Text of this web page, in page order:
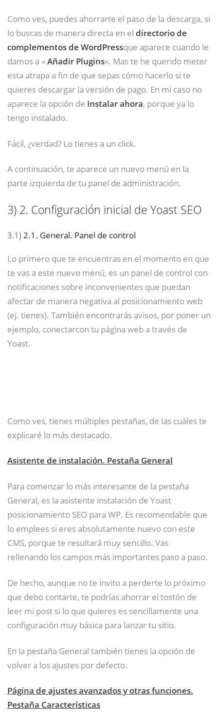
Como ves, puedes ahorrarte el paso de la descarga, si
lo buscas de manera directa en el directorio de
complementos de WordPressque aparece cuando le
damos a «Añadir Plugins«. Mas te he querido meter
esta atrapa a fin de que sepas cómo hacerlo si te
quieres descargar la versión de pago. En mi caso no
aparece la opción de Instalar ahora, porque ya lo
tengo instalado.
Fácil, ¿verdad? Lo tienes a un click.
A continuación, te aparece un nuevo menú en la
parte izquierda de tu panel de administración.
3) 2. Configuración inicial de Yoast SEO
3.1) 2.1. General. Panel de control
Lo primero que te encuentras en el momento en que
te vas a este nuevo menú, es un panel de control con
notificaciones sobre inconvenientes que puedan
afectar de manera negativa al posicionamiento web
(ej. tienes). También encontrarás avisos, por poner un
ejemplo, conectarcon tu página web a través de
Yoast.
Como ves, tienes múltiples pestañas, de las cuáles te
explicaré lo más destacado.
Asistente de instalación. Pestaña General
Para comenzar lo más interesante de la pestaña
General, es la asistente instalación de Yoast
posicionamiento SEO para WP. Es recomendable que
lo emplees si eres absolutamente nuevo con este
CMS, porque te resultará muy sencillo. Vas
rellenando los campos más importantes paso a paso.
De hecho, aunque no te invito a perderte lo próximo
que debo contarte, te podrías ahorrar el tostón de
leer mi post si lo que quieres es sencillamente una
configuración muy básica para lanzar tu sitio.
En la pestaña General también tienes la opción de
volver a los ajustes por defecto.
Página de ajustes avanzados y otras funciones.
Pestaña Características